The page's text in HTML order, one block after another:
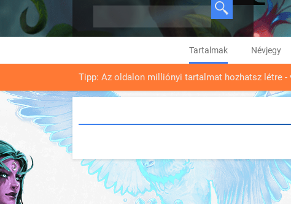
Tartalmak Névjegy
Tipp: Az oldalon milliónyi tartalmat hozhatsz létre